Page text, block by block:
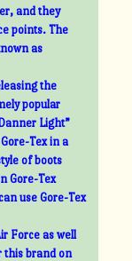
and they
points. The
as
the
popular
Light”
Tex in a
of boots
Gore-Tex
use Gore-Tex
Force as well
this brand on